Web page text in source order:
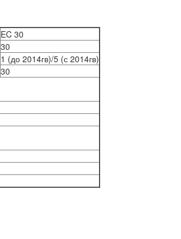
EC 30
30
1 (до 2014гв)/5 (с 2014гв)
30